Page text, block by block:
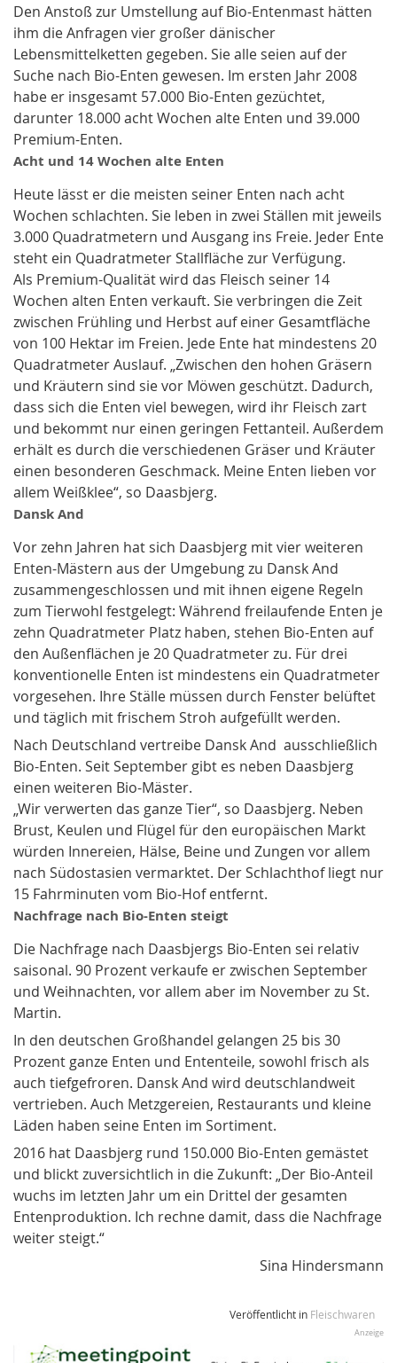
Den Anstoß zur Umstellung auf Bio-Entenmast hätten
ihm die Anfragen vier großer dänischer
Lebensmittelketten gegeben. Sie alle seien auf der
Suche nach Bio-Enten gewesen. Im ersten Jahr 2008
habe er insgesamt 57.000 Bio-Enten gezüchtet,
darunter 18.000 acht Wochen alte Enten und 39.000
Premium-Enten.
Acht und 14 Wochen alte Enten
Heute lässt er die meisten seiner Enten nach acht
Wochen schlachten. Sie leben in zwei Ställen mit jeweils
3.000 Quadratmetern und Ausgang ins Freie. Jeder Ente
steht ein Quadratmeter Stallfläche zur Verfügung.
Als Premium-Qualität wird das Fleisch seiner 14
Wochen alten Enten verkauft. Sie verbringen die Zeit
zwischen Frühling und Herbst auf einer Gesamtfläche
von 100 Hektar im Freien. Jede Ente hat mindestens 20
Quadratmeter Auslauf. „Zwischen den hohen Gräsern
und Kräutern sind sie vor Möwen geschützt. Dadurch,
dass sich die Enten viel bewegen, wird ihr Fleisch zart
und bekommt nur einen geringen Fettanteil. Außerdem
erhält es durch die verschiedenen Gräser und Kräuter
einen besonderen Geschmack. Meine Enten lieben vor
allem Weißklee“, so Daasbjerg.
Dansk And
Vor zehn Jahren hat sich Daasbjerg mit vier weiteren
Enten-Mästern aus der Umgebung zu Dansk And
zusammengeschlossen und mit ihnen eigene Regeln
zum Tierwohl festgelegt: Während freilaufende Enten je
zehn Quadratmeter Platz haben, stehen Bio-Enten auf
den Außenflächen je 20 Quadratmeter zu. Für drei
konventionelle Enten ist mindestens ein Quadratmeter
vorgesehen. Ihre Ställe müssen durch Fenster belüftet
und täglich mit frischem Stroh aufgefüllt werden.
Nach Deutschland vertreibe Dansk And ausschließlich
Bio-Enten. Seit September gibt es neben Daasbjerg
einen weiteren Bio-Mäster.
„Wir verwerten das ganze Tier“, so Daasbjerg. Neben
Brust, Keulen und Flügel für den europäischen Markt
würden Innereien, Hälse, Beine und Zungen vor allem
nach Südostasien vermarktet. Der Schlachthof liegt nur
15 Fahrminuten vom Bio-Hof entfernt.
Nachfrage nach Bio-Enten steigt
Die Nachfrage nach Daasbjergs Bio-Enten sei relativ
saisonal. 90 Prozent verkaufe er zwischen September
und Weihnachten, vor allem aber im November zu St.
Martin.
In den deutschen Großhandel gelangen 25 bis 30
Prozent ganze Enten und Ententeile, sowohl frisch als
auch tiefgefroren. Dansk And wird deutschlandweit
vertrieben. Auch Metzgereien, Restaurants und kleine
Läden haben seine Enten im Sortiment.
2016 hat Daasbjerg rund 150.000 Bio-Enten gemästet
und blickt zuversichtlich in die Zukunft: „Der Bio-Anteil
wuchs im letzten Jahr um ein Drittel der gesamten
Entenproduktion. Ich rechne damit, dass die Nachfrage
weiter steigt.“
Sina Hindersmann
Veröffentlicht in Fleischwaren
Anzeige